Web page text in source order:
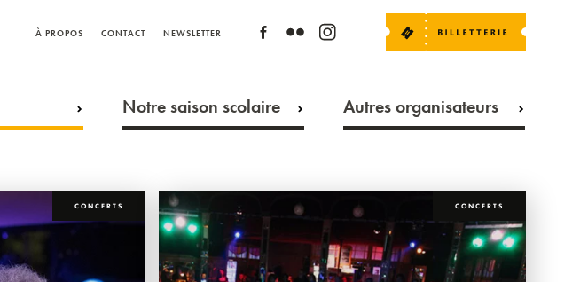
À PROPOS CONTACT NEWSLETTER
Notre saison scolaire Autres organisateurs
CONCERTS CONCERTS